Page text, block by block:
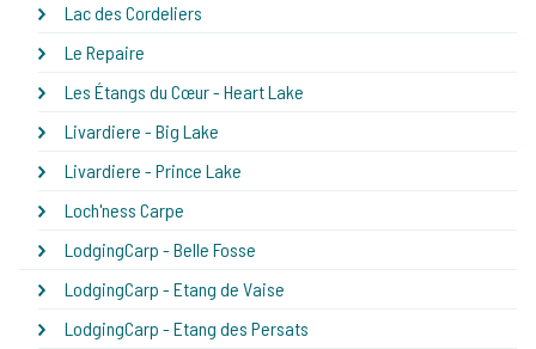
Lac des Cordeliers
Le Repaire
Les Étangs du Cœur - Heart Lake
Livardiere - Big Lake
Livardiere - Prince Lake
Loch'ness Carpe
LodgingCarp - Belle Fosse
LodgingCarp - Etang de Vaise
LodgingCarp - Etang des Persats